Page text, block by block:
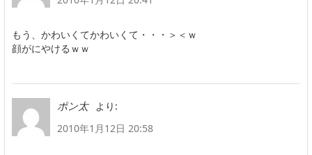
もう、かわいくてかわいくて・・・＞＜ｗ
顔がにやけるｗｗ
ポン太
より:
2010年1月12日 20:58